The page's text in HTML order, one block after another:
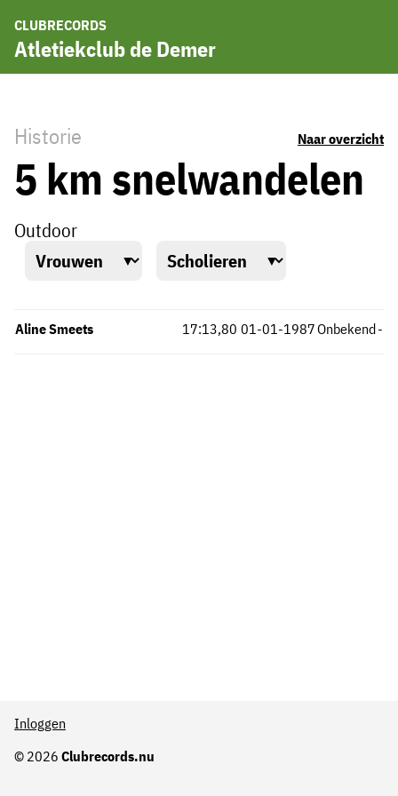
CLUBRECORDS
Atletiekclub de Demer
Historie Naar overzicht
5 km snelwandelen
Outdoor
Aline Smeets Onbekend
17:13,80 -
01-01-1987
© 2026 Clubrecords.nu
Inloggen